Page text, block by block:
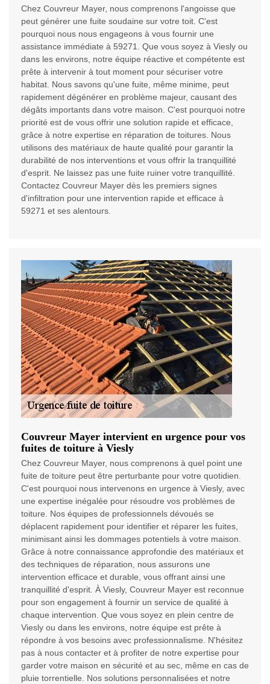
Chez Couvreur Mayer, nous comprenons l'angoisse que
peut générer une fuite soudaine sur votre toit. C'est
pourquoi nous nous engageons à vous fournir une
assistance immédiate à 59271. Que vous soyez à Viesly ou
dans les environs, notre équipe réactive et compétente est
prête à intervenir à tout moment pour sécuriser votre
habitat. Nous savons qu'une fuite, même minime, peut
rapidement dégénérer en problème majeur, causant des
dégâts importants dans votre maison. C'est pourquoi notre
priorité est de vous offrir une solution rapide et efficace,
grâce à notre expertise en réparation de toitures. Nous
utilisons des matériaux de haute qualité pour garantir la
durabilité de nos interventions et vous offrir la tranquillité
d'esprit. Ne laissez pas une fuite ruiner votre tranquillité.
Contactez Couvreur Mayer dès les premiers signes
d'infiltration pour une intervention rapide et efficace à
59271 et ses alentours.
Couvreur Mayer intervient en urgence pour vos
fuites de toiture à Viesly
Chez Couvreur Mayer, nous comprenons à quel point une
fuite de toiture peut être perturbante pour votre quotidien.
C'est pourquoi nous intervenons en urgence à Viesly, avec
une expertise inégalée pour résoudre vos problèmes de
toiture. Nos équipes de professionnels dévoués se
déplacent rapidement pour identifier et réparer les fuites,
minimisant ainsi les dommages potentiels à votre maison.
Grâce à notre connaissance approfondie des matériaux et
des techniques de réparation, nous assurons une
intervention efficace et durable, vous offrant ainsi une
tranquillité d'esprit. À Viesly, Couvreur Mayer est reconnue
pour son engagement à fournir un service de qualité à
chaque intervention. Que vous soyez en plein centre de
Viesly ou dans les environs, notre équipe est prête à
répondre à vos besoins avec professionnalisme. N'hésitez
pas à nous contacter et à profiter de notre expertise pour
garder votre maison en sécurité et au sec, même en cas de
pluie torrentielle. Nos solutions personnalisées et notre